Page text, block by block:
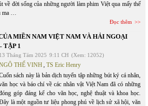
về đời sống của những người làm phim Việt qua mấy thế
ma …
Đọc thêm
MIỀN NAM VIỆT NAM VÀ HẢI NGOẠI
TẬP 1
13 Tháng Tám 2025 9:11 CH (Xem: 12052)
THẾ VINH, TS Eric Henry
sách này là bản dịch tuyển tập những bút ký cá nhân,
học và báo chí về các nhân vật Việt Nam đã có những
góp đáng kể cho văn học, nghệ thuật và khoa học.
là một nguồn tư liệu phong phú về lịch sử xã hội, văn